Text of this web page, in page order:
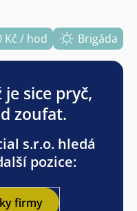
Kč / hod Brigáda
sice pryč,
zoufat.
s.r.o. hledá
pozice:
firmy